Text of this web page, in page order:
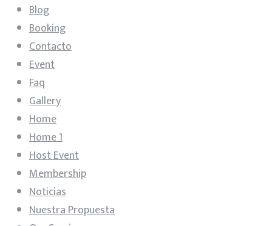
Blog
Booking
Contacto
Event
Faq
Gallery
Home
Home 1
Host Event
Membership
Noticias
Nuestra Propuesta